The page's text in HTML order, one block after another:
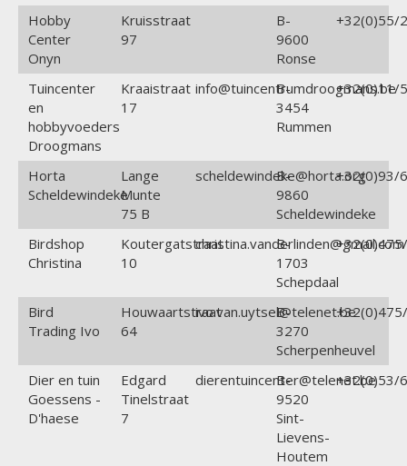
Hobby
Center
Onyn
Kruisstraat
97
B-
9600
Ronse
+32(0)55/
Tuincenter
en
hobbyvoeders
Droogmans
Kraaistraat
17
info@tuincentrumdroogmans.be
B-
3454
Rummen
+32(0)11/
Horta
Scheldewindeke
Lange
Munte
75 B
scheldewindeke@horta.org
B-
9860
Scheldewindeke
+32(0)93/
Birdshop
Christina
Koutergatstraat
10
christina.vanderlinden@gmail.com
B-
1703
Schepdaal
Bird
Trading Ivo
Houwaartstraat
64
ivo.van.uytsel@telenet.be
B-
3270
Scherpenheuvel
Dier en tuin
Goessens -
D'haese
Edgard
Tinelstraat
7
dierentuincenter@telenet.be
B-
9520
Sint-
Lievens-
Houtem
+32(0)53/